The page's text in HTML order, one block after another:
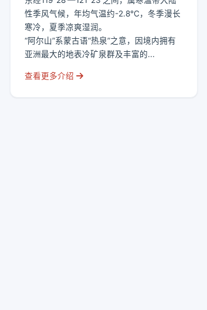
性季风气候，年均气温约-2.8℃，冬季漫长
寒冷，夏季凉爽湿润。
“阿尔山”系蒙古语“热泉”之意，因境内拥有
亚洲最大的地表冷矿泉群及丰富的...
查看更多介绍